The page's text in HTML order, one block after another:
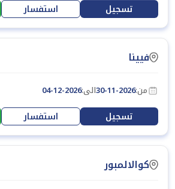
تسجيل استفسار
فيينا
من:30-11-2026الى:04-12-2026
تسجيل استفسار
كوالالمبور